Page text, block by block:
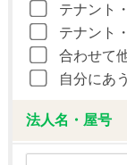
テナント
テナント
合わせて
自分にあ
法人名・屋号